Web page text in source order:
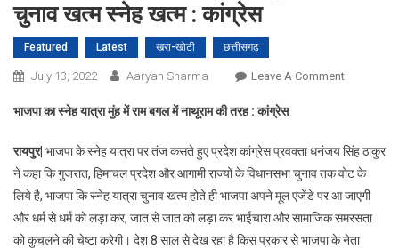
चुनाव खत्म स्नेह खत्म : कांग्रेस
Featured Latest खरा-खोटी छत्तीसगढ़
July 13, 2022 Aaryan Sharma Leave A CommentOn
यात्रा
पर
कांग्रेस
का
तंज
भाजपा का स्नेह यात्रा मुंह में राम बगल में नाथूराम की तरह : कांग्रेस
रायपुर| भाजपा के स्नेह यात्रा पर तंज कसते हुए प्रदेश कांग्रेस प्रवक्ता धनंजय सिंह ठाकुर
ने कहा कि गुजरात, हिमाचल प्रदेश और आगामी राज्यों के विधानसभा चुनाव तक वोट के
लिये है, भाजपा कि स्नेह यात्रा चुनाव खत्म होते ही भाजपा अपने मूल एजेंडे पर आ जाएगी
और धर्म से धर्म को लड़ा कर, जात से जात को लड़ा कर भाईचारा और सामाजिक समरसता
को कुचलने की चेष्टा करेगी। देश 8 साल से देख रहा है किस प्रकार से भाजपा के नेता